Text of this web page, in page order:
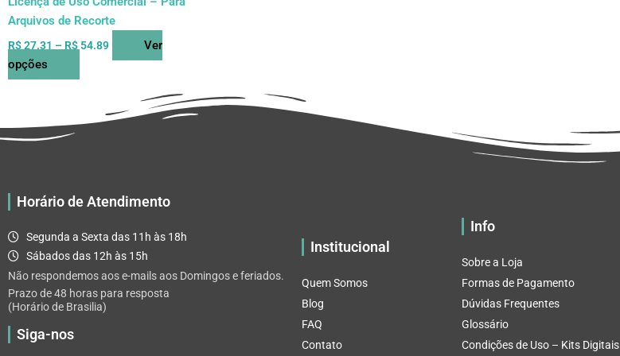
Arquivos de Recorte
R$27.31 – R$ 54.89
Ver
opções
produto
Horário de Atendimento
Segunda a Sexta das 11h às 18h
Sábados das 12h às 15h
Não respondemos aos e-mails aos Domingos e feriados.
Prazo de 48 horas para resposta
(Horário de Brasilia)
Siga-nos
Institucional
Quem Somos
Blog
FAQ
Contato
Info
Sobre a Loja
Formas de Pagamento
Dúvidas Frequentes
Glossário
Condições de Uso – Kits Digitais